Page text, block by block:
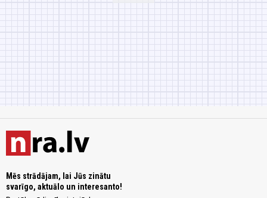
Mēs strādājam, lai Jūs zinātu
svarīgo, aktuālo un interesanto!